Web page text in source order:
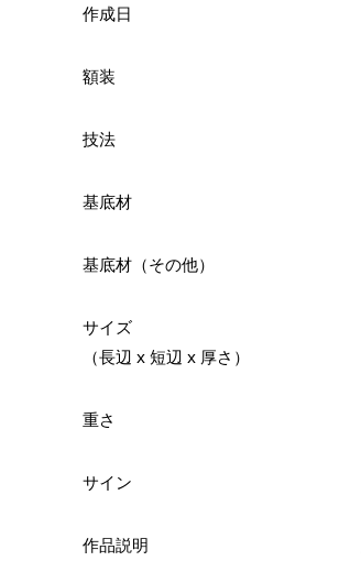
作成日
額装
技法
基底材
基底材（その他）
サイズ
（長辺 x 短辺 x 厚さ）
重さ
サイン
作品説明